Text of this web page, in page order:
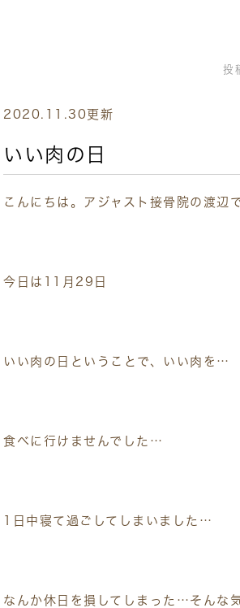
投
2020.11.30更新
いい肉の日
こんにちは。アジャスト接骨院の渡辺で
今日は11月29日
いい肉の日ということで、いい肉を…
食べに行けませんでした…
1日中寝て過ごしてしまいました…
なんか休日を損してしまった…そんな